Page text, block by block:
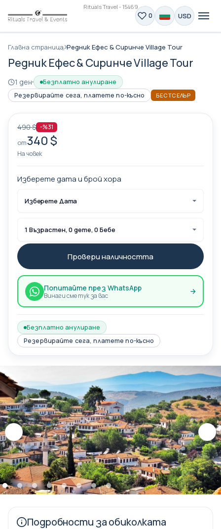
Rituals Travel - 15469
0 USD
Главна страница Редник Ефес & Сиринче Village Tour
Редник Ефес & Сиринче Village Tour
1 ден
Безплатно анулиране
Резервирайте сега, платете по-късно
БЕСТСЕЛЪР
Подробности за обиколката
490 $ -%31
от340 $
На човек
Изберете дата и брой хора
Изберете Дата
1 Възрастен, 0 дете, 0 Бебе
Провери наличността
Попитайте през WhatsApp
Винаги сме тук за вас
Безплатно анулиране
Резервирайте сега, платете по-късно